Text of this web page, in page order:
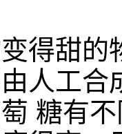
得甜的
人工合
糖有